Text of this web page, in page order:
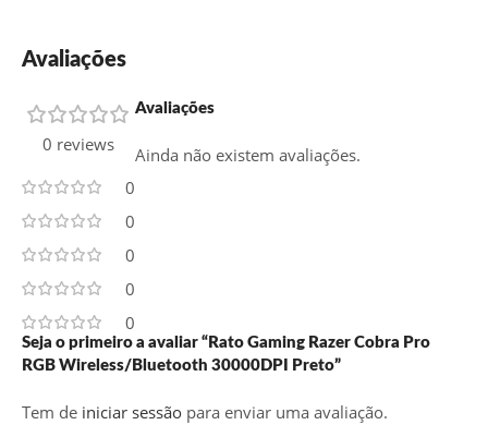
Avaliações
0 reviews
0
0
0
0
0
Avaliações
Ainda não existem avaliações.
Seja o primeiro a avaliar “Rato Gaming Razer Cobra Pro
RGB Wireless/Bluetooth 30000DPI Preto”
Tem de iniciar sessão para enviar uma avaliação.